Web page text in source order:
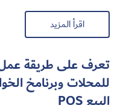
اقرأ المزيد
تعرف على طريقة عمل
للمحلات وبرنامخ